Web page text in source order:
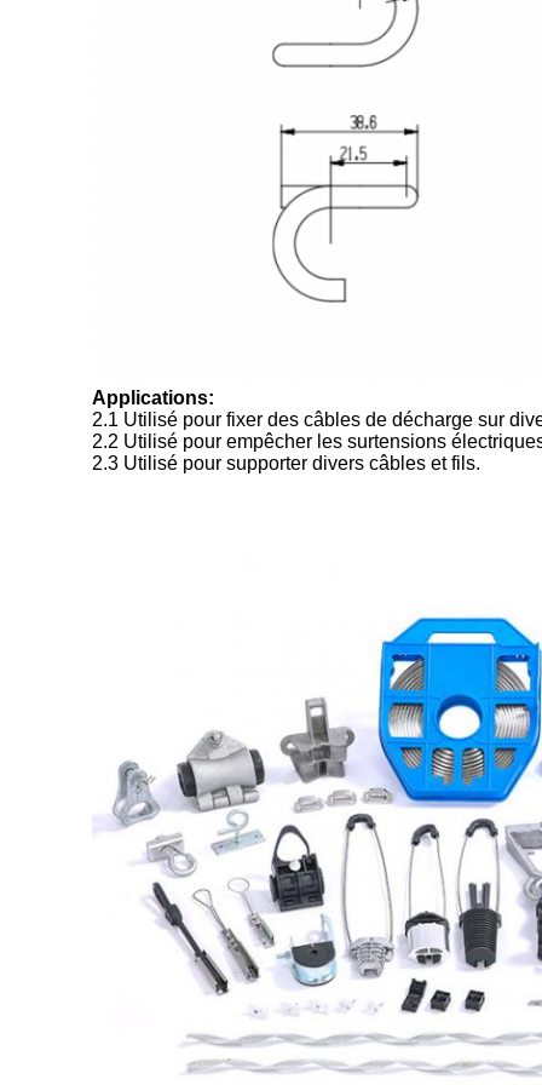
Applications:
2.1 Utilisé pour fixer des câbles de décharge sur
2.2 Utilisé pour empêcher les surtensions
2.3 Utilisé pour supporter divers câbles et fils.